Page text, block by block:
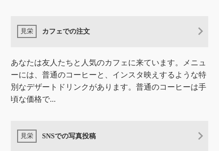
カフェでの注文
あなたは友人たちと人気のカフェに来ています。メニュ
ーには、普通のコーヒーと、インスタ映えするような特
別なデザートドリンクがあります。普通のコーヒーは手
頃な価格で...
SNSでの写真投稿